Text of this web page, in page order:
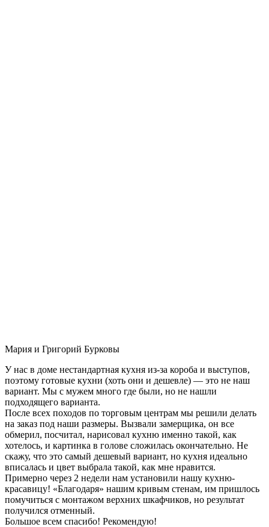
Мария и Григорий Бурковы
У нас в доме нестандартная кухня из-за короба и выступов,
поэтому готовые кухни (хоть они и дешевле) — это не наш
вариант. Мы с мужем много где были, но не нашли
подходящего варианта.
После всех походов по торговым центрам мы решили делать
на заказ под наши размеры. Вызвали замерщика, он все
обмерил, посчитал, нарисовал кухню именно такой, как
хотелось, и картинка в голове сложилась окончательно. Не
скажу, что это самый дешевый вариант, но кухня идеально
вписалась и цвет выбрала такой, как мне нравится.
Примерно через 2 недели нам установили нашу кухню-
красавицу! «Благодаря» нашим кривым стенам, им пришлось
помучиться с монтажом верхних шкафчиков, но результат
получился отменный.
Большое всем спасибо! Рекомендую!